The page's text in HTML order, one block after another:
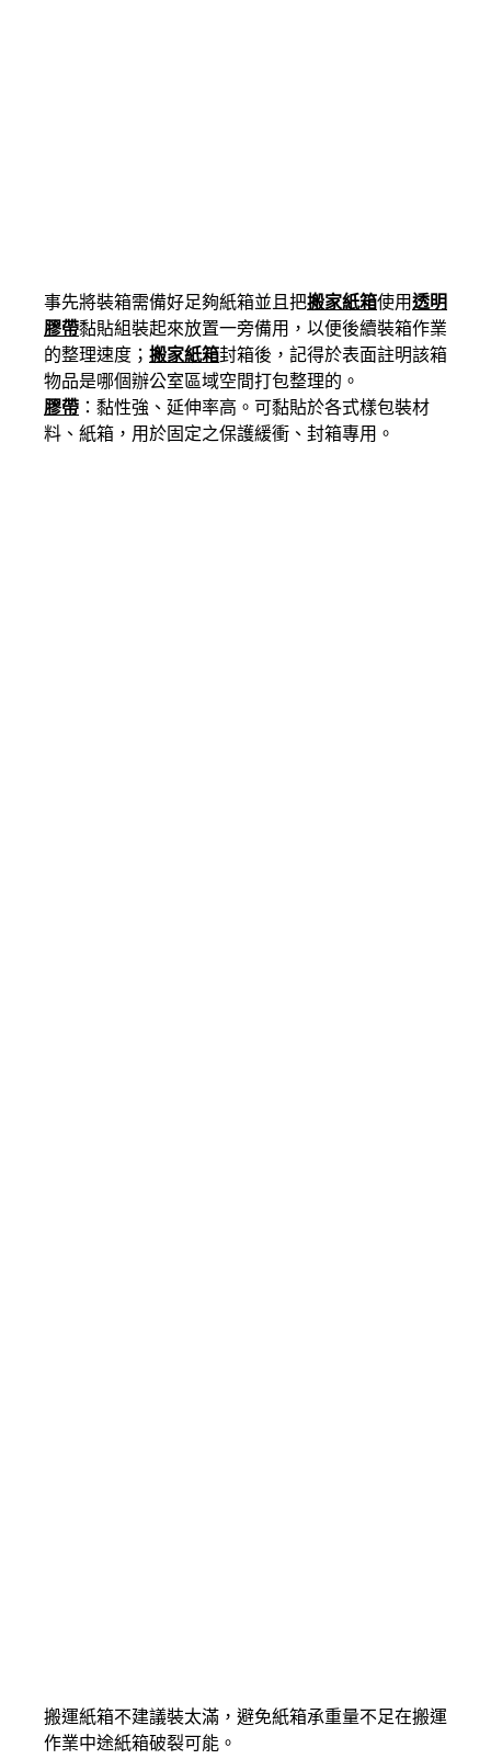
事先將裝箱需備好足夠紙箱並且把搬家紙箱使用透明
膠帶黏貼組裝起來放置一旁備用，以便後續裝箱作業
的整理速度； 搬家紙箱封箱後，記得於表面註明該箱
物品是哪個辦公室區域空間打包整理的。
膠帶 ：黏性強、延伸率高。可黏貼於各式樣包裝材
料、紙箱，用於固定之保護緩衝、封箱專用。
搬運紙箱不建議裝太滿，避免紙箱承重量不足在搬運
作業中途紙箱破裂可能。